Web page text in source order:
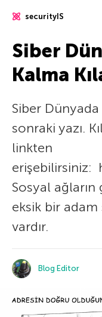
securityIS
Siber
Kalma
Siber
sonraki yazı.
linkten
erişebilirsiniz:
Sosyal ağların
eksik bir adam
vardır.
Blog Editor